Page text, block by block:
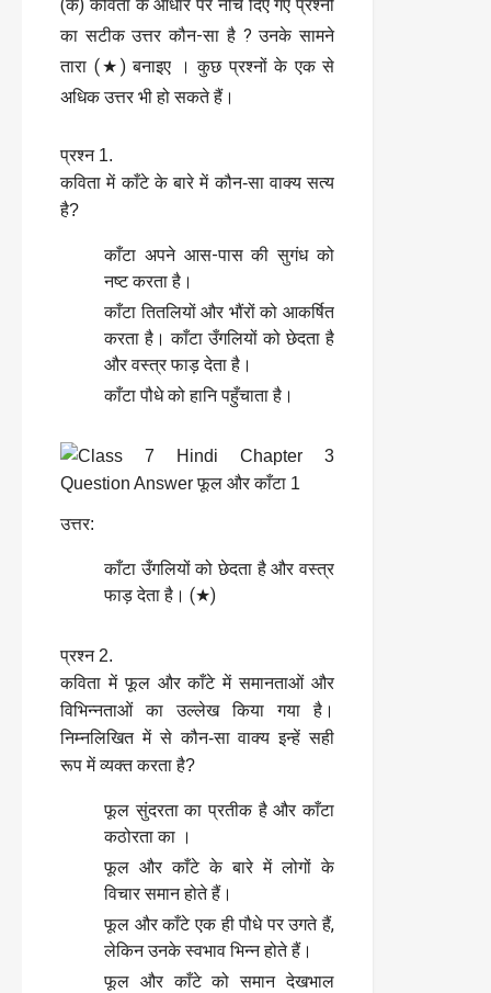
(क) कविता के आधार पर नीचे दिए गए प्रश्नों
का सटीक उत्तर कौन-सा है ? उनके सामने
तारा (★) बनाइए । कुछ प्रश्नों के एक से
अधिक उत्तर भी हो सकते हैं।
प्रश्न 1.
कविता में काँटे के बारे में कौन-सा वाक्य सत्य
है?
काँटा अपने आस-पास की सुगंध को
नष्ट करता है।
काँटा तितलियों और भौंरों को आकर्षित
करता है। काँटा उँगलियों को छेदता है
और वस्त्र फाड़ देता है।
काँटा पौधे को हानि पहुँचाता है।
उत्तर:
काँटा उँगलियों को छेदता है और वस्त्र
फाड़ देता है। (★)
प्रश्न 2.
कविता में फूल और काँटे में समानताओं और
विभिन्नताओं का उल्लेख किया गया है।
निम्नलिखित में से कौन-सा वाक्य इन्हें सही
रूप में व्यक्त करता है?
फूल सुंदरता का प्रतीक है और काँटा
कठोरता का ।
फूल और काँटे के बारे में लोगों के
विचार समान होते हैं।
फूल और काँटे एक ही पौधे पर उगते हैं,
लेकिन उनके स्वभाव भिन्न होते हैं।
फूल और काँटे को समान देखभाल